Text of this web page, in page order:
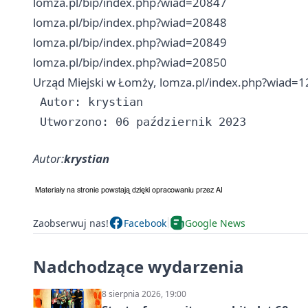
lomza.pl/bip/index.php?wiad=20848
lomza.pl/bip/index.php?wiad=20849
lomza.pl/bip/index.php?wiad=20850
Urząd Miejski w Łomży, lomza.pl/
Autor: krystian
Autor:krystian
Zaobserwuj nas! Facebook Google News
Nadchodzące wydarzenia
8 sierpnia 2026, 19:00